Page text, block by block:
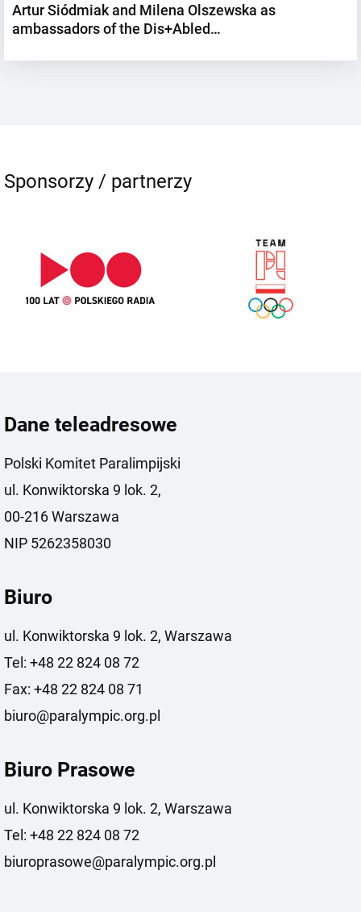
Artur Siódmiak and Milena Olszewska as
ambassadors of the Dis+Abled…
Sponsorzy / partnerzy
Dane teleadresowe
Polski Komitet Paralimpijski
ul. Konwiktorska 9 lok. 2,
00-216 Warszawa
NIP 5262358030
Biuro
ul. Konwiktorska 9 lok. 2, Warszawa
Tel: +48 22 824 08 72
Fax: +48 22 824 08 71
biuro@paralympic.org.pl
Biuro Prasowe
ul. Konwiktorska 9 lok. 2, Warszawa
Tel: +48 22 824 08 72
biuroprasowe@paralympic.org.pl